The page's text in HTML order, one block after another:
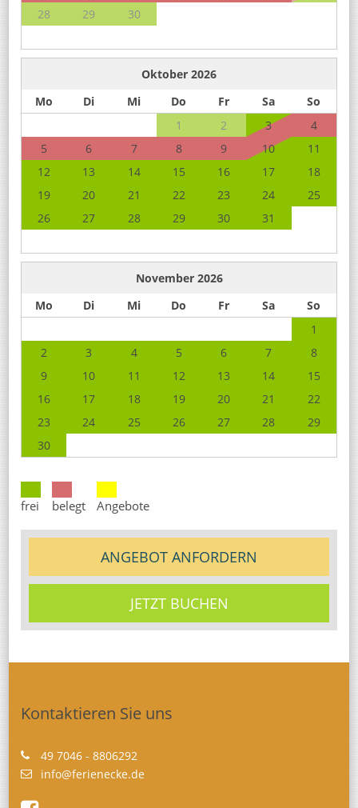
28
29 30
Oktober 2026
Mo
Di Mi Do Fr Sa
So
1
2 3
4
5
6 7 8 9 10
11
12
13 14 15 16 17
18
19
20 21 22 23 24
25
26
27 28 29 30 31
November 2026
Mo
Di Mi Do Fr Sa
So
1
2
3 4 5 6 7
8
9
10 11 12 13 14
15
16
17 18 19 20 21
22
23
24 25 26 27 28
29
30
frei belegt Angebote
ANGEBOT ANFORDERN
JETZT BUCHEN
Kontaktieren Sie uns
49 7046 - 8806292
info@ferienecke.de